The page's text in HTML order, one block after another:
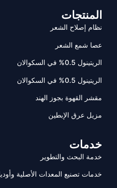
المنتجات
نظام إصلاح الشعر
عصا شمع الشعر
الريتينول 0.5% في السكوالان
الريتينول 0.5% في السكوالان
مقشر القهوة بجوز الهند
مزيل عرق الإبطين
خدمات
خدمة البحث والتطوير
خدمات تصنيع المعدات الأصلية وأوديإم